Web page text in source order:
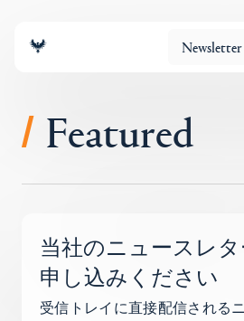
Newsletter
チーム
ポートフォリ
/ Featured
当社のニュースレ
申し込みください
受信トレイに直接配信される